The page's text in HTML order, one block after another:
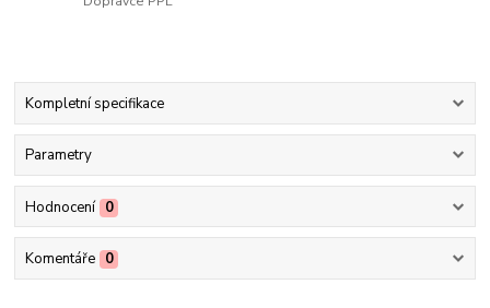
Kompletní specifikace
Parametry
Hodnocení 0
Komentáře 0